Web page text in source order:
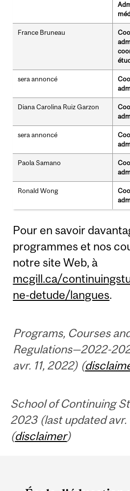
France Bruneau
sera annoncé
Diana Carolina Ruiz Garzon
sera annoncé
Paola Samano
Ronald Wong
Pour en savoir
programmes et nos
notre site Web, à
mcgill.ca/
ne-detude/langues.
Programs, Courses
Regulations—2022-
avr. 11, 2022) (
School of Continuing
2023 (last updated avr.
(disclaimer)
and